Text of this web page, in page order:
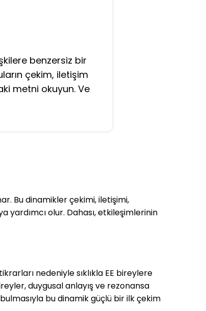
benzersiz bir
çekim, iletişim
metni okuyun. Ve
Bu dinamikler çekimi, iletişimi,
yardımcı olur. Dahası, etkileşimlerinin
nedeniyle sıklıkla EE bireylere
duygusal anlayış ve rezonansa
bu dinamik güçlü bir ilk çekim